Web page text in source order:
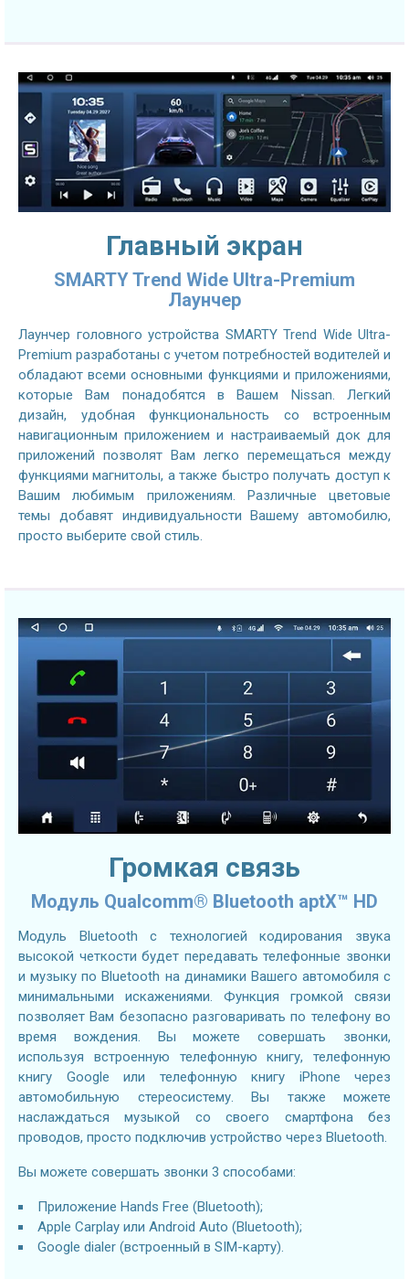
Главный экран
SMARTY Trend Wide Ultra-Premium
Лаунчер
Лаунчер головного устройства SMARTY Trend Wide Ultra-
Premium разработаны с учетом потребностей водителей и
обладают всеми основными функциями и приложениями,
которые Вам понадобятся в Вашем Nissan. Легкий
дизайн, удобная функциональность со встроенным
навигационным приложением и настраиваемый док для
приложений позволят Вам легко перемещаться между
функциями магнитолы, а также быстро получать доступ к
Вашим любимым приложениям. Различные цветовые
темы добавят индивидуальности Вашему автомобилю,
просто выберите свой стиль.
Громкая связь
Модуль Qualcomm® Bluetooth aptX™ HD
Модуль Bluetooth с технологией кодирования звука
высокой четкости будет передавать телефонные звонки
и музыку по Bluetooth на динамики Вашего автомобиля с
минимальными искажениями. Функция громкой связи
позволяет Вам безопасно разговаривать по телефону во
время вождения. Вы можете совершать звонки,
используя встроенную телефонную книгу, телефонную
книгу Google или телефонную книгу iPhone через
автомобильную стереосистему. Вы также можете
наслаждаться музыкой со своего смартфона без
проводов, просто подключив устройство через Bluetooth.
Вы можете совершать звонки 3 способами:
Приложение Hands Free (Bluetooth);
Apple Carplay или Android Auto (Bluetooth);
Google dialer (встроенный в SIM-карту).